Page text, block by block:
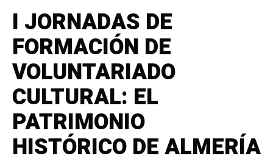
I JORNADAS DE
FORMACIÓN DE
VOLUNTARIADO
CULTURAL: EL
PATRIMONIO
HISTÓRICO DE ALMERÍA